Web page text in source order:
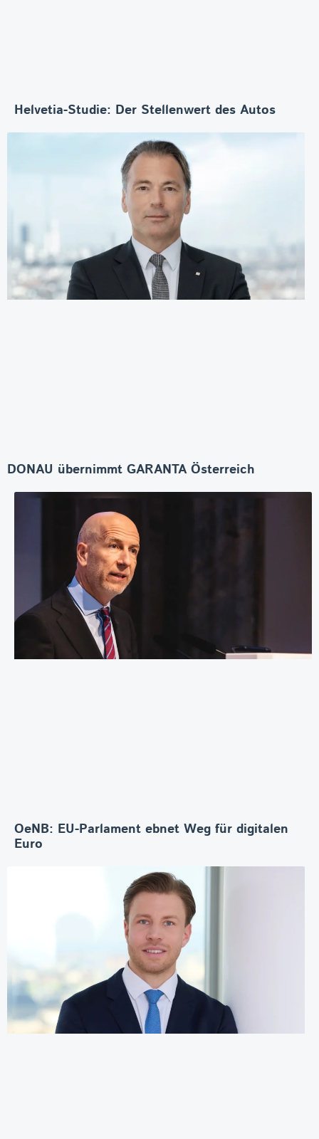
Helvetia-Studie: Der Stellenwert des Autos
DONAU übernimmt GARANTA Österreich
OeNB: EU-Parlament ebnet Weg für digitalen
Euro